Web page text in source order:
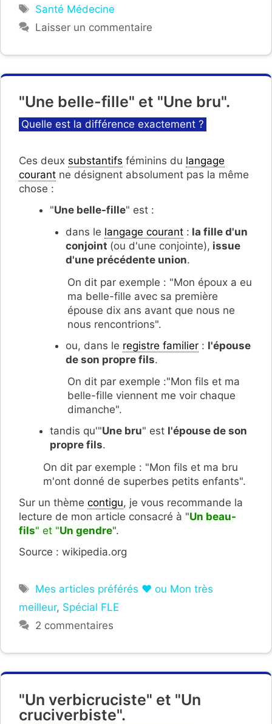
Étiquettes
Santé Médecine
Laisser un commentaire
"Une belle-fille" et "Une bru".
Catégories
Quelle est la différence exactement ?
Ces deux substantifs féminins du langage
courant ne désignent absolument pas la même
chose :
"Une belle-fille" est :
dans le langage courant: la fille d'un
conjoint (ou d'une conjointe), issue
d'une précédente union.
On dit par exemple : "Mon époux a eu
ma belle-fille avec sa première
épouse dix ans avant que nous ne
nous rencontrions".
ou, dans le registre familier: l'épouse
de son propre fils.
On dit par exemple :"Mon fils et ma
belle-fille viennent me voir chaque
dimanche".
tandis qu'"Une bru" est l'épouse de son
propre fils.
On dit par exemple : "Mon fils et ma bru
m'ont donné de superbes petits enfants".
Sur un thème contigu, je vous recommande la
lecture de mon article consacré à "Un beau-
fils" et "Un gendre".
Source : wikipedia.org
Étiquettes
Mes articles préférés ❤ ou Mon très
meilleur, Spécial FLE
2 commentaires
"Un verbicruciste" et "Un
cruciverbiste".